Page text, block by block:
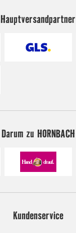
Hauptversandpartner
Darum zu HORNBACH
Kundenservice